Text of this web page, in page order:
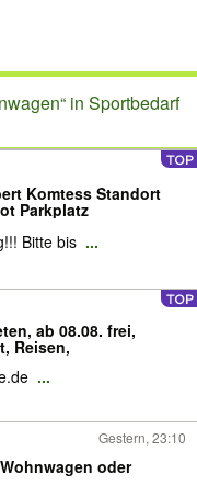
in Sportbedarf
Komtess Standort
Parkplatz
Bitte bis ...
ab 08.08. frei,
Reisen,
...
Gestern, 23:10
oder